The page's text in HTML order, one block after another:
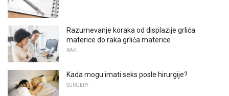
Razumevanje koraka od displazije grlića
materice do raka grlića materice
RAK
Kada mogu imati seks posle hirurgije?
SURGERY